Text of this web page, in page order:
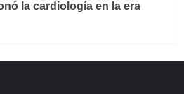
la cardiología en la era